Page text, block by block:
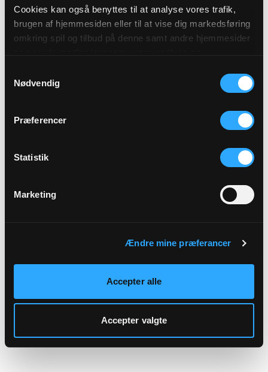
Cookies kan også benyttes til at analyse vores trafik,
brugen af hjemmesiden eller til at vise dig markedsføring
omkring spil og tilbud på denne samt andre hjemmesider
af cookies under "Detaljer" eller ved at klikke videre til
vores Cookiepolitik, som du finder i bunden af vores
Nødvendig
Præferencer
Statistik
Marketing
Ændre mine præferancer
Accepter alle
Accepter valgte